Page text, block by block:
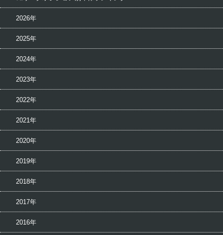
2026年
2025年
2024年
2023年
2022年
2021年
2020年
2019年
2018年
2017年
2016年